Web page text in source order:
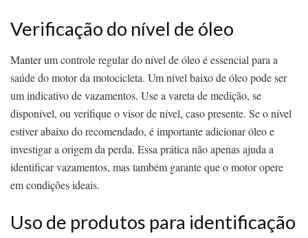
Verificação do nível de óleo
Manter um controle regular do nível de óleo é essencial para a
saúde do motor da motocicleta. Um nível baixo de óleo pode ser
um indicativo de vazamentos. Use a vareta de medição, se
disponível, ou verifique o visor de nível, caso presente. Se o nível
estiver abaixo do recomendado, é importante adicionar óleo e
investigar a origem da perda. Essa prática não apenas ajuda a
identificar vazamentos, mas também garante que o motor opere
em condições ideais.
Uso de produtos para identificação